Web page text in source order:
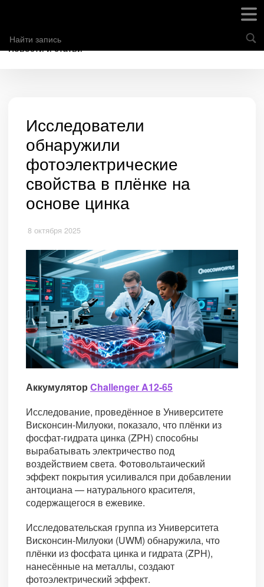
Новости и статьи
Исследователи
обнаружили
фотоэлектрические
свойства в плёнке на
основе цинка
8 октября 2025
Аккумулятор Challenger A12-65
Исследование, проведённое в Университете
Висконсин-Милуоки, показало, что плёнки из
фосфат-гидрата цинка (ZPH) способны
вырабатывать электричество под
воздействием света. Фотовольтаический
эффект покрытия усиливался при добавлении
антоциана — натурального красителя,
содержащегося в ежевике.
Исследовательская группа из Университета
Висконсин-Милуоки (UWM) обнаружила, что
плёнки из фосфата цинка и гидрата (ZPH),
нанесённые на металлы, создают
фотоэлектрический эффект.